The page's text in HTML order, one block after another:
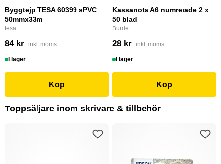
Byggtejp TESA 60399 sPVC
50mmx33m
tesa
84 kr inkl. moms
I lager
Köp
Kassanota A6 numrerade 2 x
50 blad
Burde
28 kr inkl. moms
I lager
Köp
Toppsäljare inom skrivare & tillbehör